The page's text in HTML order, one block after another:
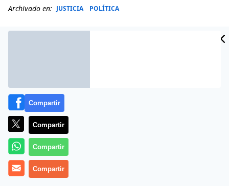
Archivado en: JUSTICIA POLÍTICA
Más información
Compartir
Compartir
Compartir
Compartir